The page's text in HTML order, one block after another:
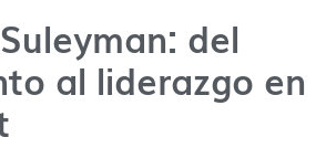
del
al liderazgo en